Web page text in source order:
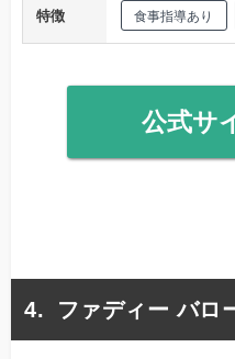
特徴 食事指導あり
公式サ
ファディー バロ